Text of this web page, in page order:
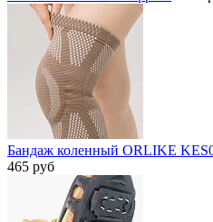
Бандаж коленный ORLIKE
465 руб